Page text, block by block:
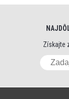
Získajte